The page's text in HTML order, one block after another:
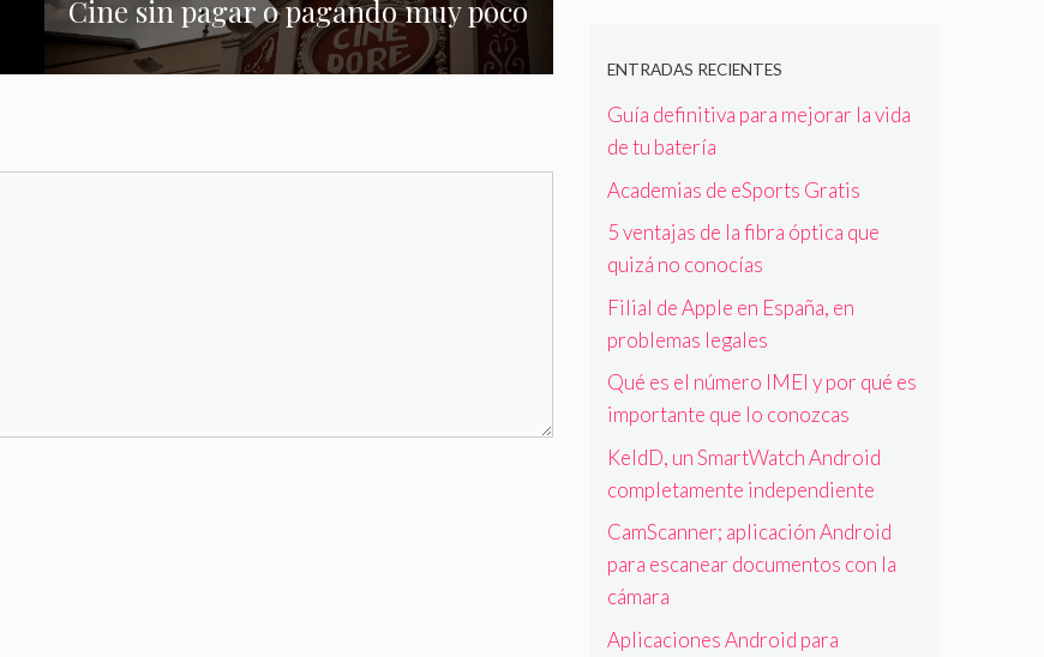
Cine sin pagar o pagando muy poco
ENTRADAS RECIENTES
Guía definitiva para mejorar la vida
de tu batería
Academias de eSports Gratis
5 ventajas de la fibra óptica que
quizá no conocías
Filial de Apple en España, en
problemas legales
Qué es el número IMEI y por qué es
importante que lo conozcas
KeldD, un SmartWatch Android
completamente independiente
CamScanner; aplicación Android
para escanear documentos con la
cámara
Aplicaciones Android para